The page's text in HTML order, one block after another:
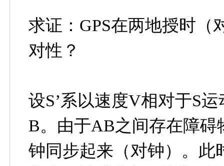
求证：GPS在两地授时（
对性？
设S’系以速度V相对于S
B。由于AB之间存在障碍
钟同步起来（对钟）。此